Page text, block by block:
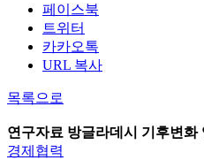
페이스북
트위터
카카오톡
URL 복사
목록으로
연구자료 방글라데시 기후변화
경제협력